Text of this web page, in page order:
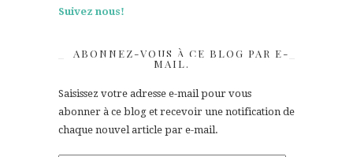
Suivez nous!
ABONNEZ-VOUS À CE BLOG PAR E-
MAIL.
Saisissez votre adresse e-mail pour vous
abonner à ce blog et recevoir une notification de
chaque nouvel article par e-mail.